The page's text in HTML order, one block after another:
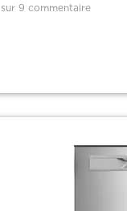
sur 9 commentaire